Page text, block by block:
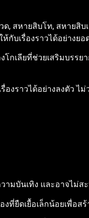
, สหายสิบโท, สหายสิบ
บเรื่องราวได้อย่างยอ
กเลียที่ช่วยเสริมบรรย
งราวได้อย่างลงตัว ไม่
ามบันเทิง และอาจไม่
ที่ยืดเยื้อเล็กน้อยเพื่อส